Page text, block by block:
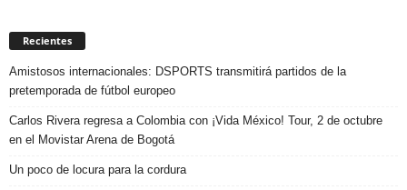
Recientes
Amistosos internacionales: DSPORTS transmitirá partidos de la
pretemporada de fútbol europeo
Carlos Rivera regresa a Colombia con ¡Vida México! Tour, 2 de octubre
en el Movistar Arena de Bogotá
Un poco de locura para la cordura